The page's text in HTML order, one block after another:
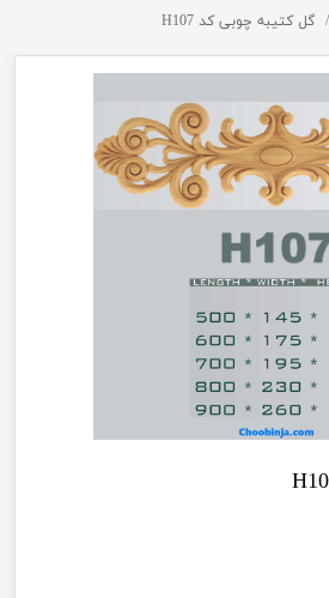
گل کتیبه چوبی کد H107